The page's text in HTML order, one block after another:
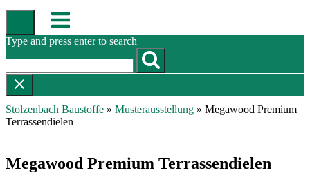
Skip
content
Menu
Type and press enter to search
Stolzenbach Baustoffe » Musterausstellung » Megawood Premium
Terrassendielen
Megawood Premium Terrassendielen